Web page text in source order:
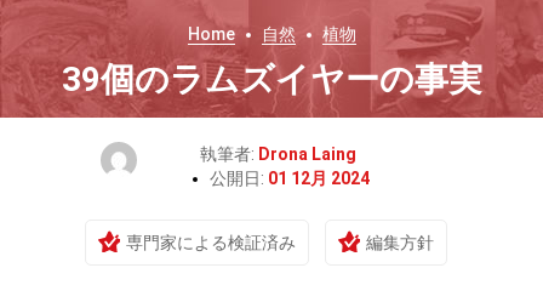
Home 自然 植物
39個のラムズイヤーの事実
執筆者: Drona Laing
公開日: 01 12月 2024
専門家による検証済み 編集方針